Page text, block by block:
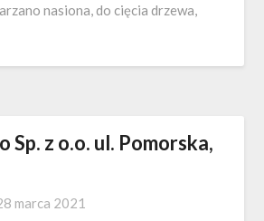
nasiona, do cięcia drzewa,
Sp. z o.o. ul. Pomorska,
marca 2021